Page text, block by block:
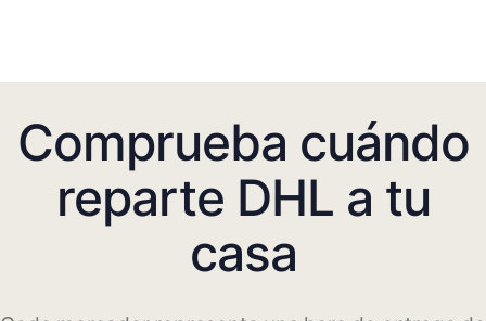
Comprueba cuándo
reparte DHL a tu
casa